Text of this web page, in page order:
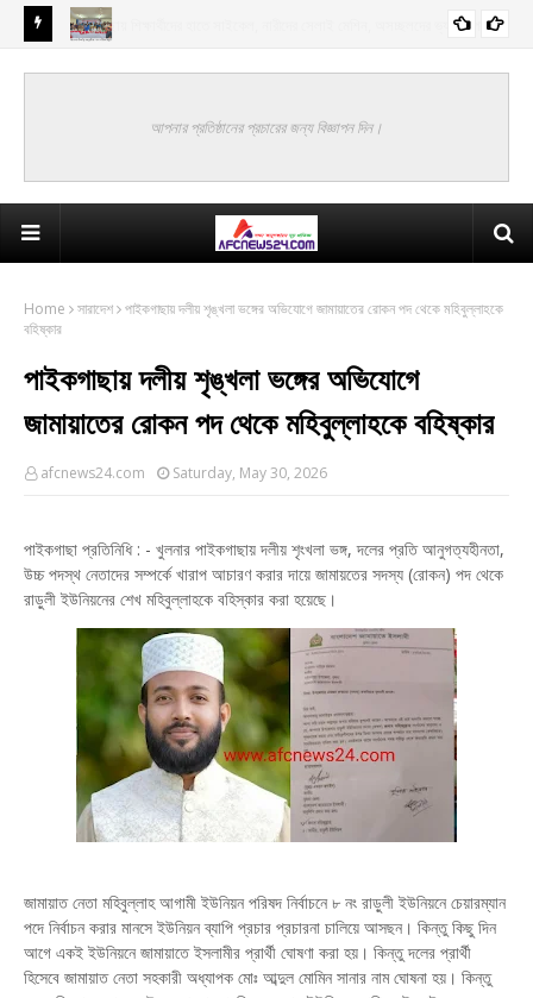
আপনার প্রতিষ্ঠানের প্রচারের জন্য বিজ্ঞাপন দিন।
Home সারাদেশ পাইকগাছায় দলীয় শৃঙ্খলা ভঙ্গের অভিযোগে জামায়াতের রোকন পদ থেকে মহিবুল্লাহকে
বহিষ্কার
পাইকগাছায় দলীয় শৃঙ্খলা ভঙ্গের অভিযোগে
জামায়াতের রোকন পদ থেকে মহিবুল্লাহকে বহিষ্কার
afcnews24.com Saturday, May 30, 2026
পাইকগাছা প্রতিনিধি : - খুলনার পাইকগাছায় দলীয় শৃংখলা ভঙ্গ, দলের প্রতি আনুগত্যহীনতা,
উচ্চ পদস্থ নেতাদের সম্পর্কে খারাপ আচারণ করার দায়ে জামায়তের সদস্য (রোকন) পদ থেকে
রাড়ুলী ইউনিয়নের শেখ মহিবুল্লাহকে বহিস্কার করা হয়েছে।
জামায়াত নেতা মহিবুল্লাহ আগামী ইউনিয়ন পরিষদ নির্বাচনে ৮ নং রাড়ুলী ইউনিয়নে চেয়ারম্যান
পদে নির্বাচন করার মানসে ইউনিয়ন ব্যাপি প্রচার প্রচারনা চালিয়ে আসছন। কিন্তু কিছু দিন
আগে একই ইউনিয়নে জামায়াতে ইসলামীর প্রার্থী ঘোষণা করা হয়। কিন্তু দলের প্রার্থী
হিসেবে জামায়াত নেতা সহকারী অধ্যাপক মোঃ আব্দুল মোমিন সানার নাম ঘোষনা হয়। কিন্তু